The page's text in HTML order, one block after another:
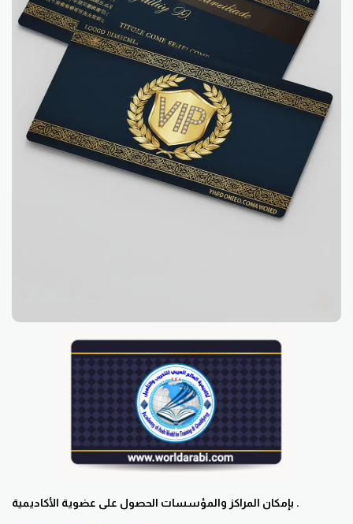
بإمكان المراكز والمؤسسات الحصول على عضوية الأكاديمية .